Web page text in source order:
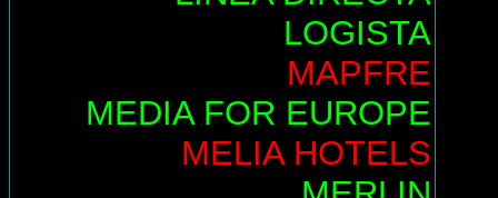
LOGISTA
MAPFRE
MEDIA FOR EUROPE
MELIA HOTELS